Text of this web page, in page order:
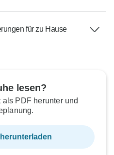
für zu Hause
lesen?
PDF herunter und